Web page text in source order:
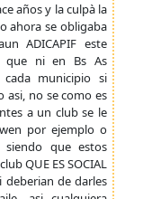
años y la culpà la
ahora se obligaba
ADICAPIF este
que ni en Bs As
municipio si
asi, no se como es
a un club se le
por ejemplo o
que estos
QUE ES SOCIAL
deberian de darles